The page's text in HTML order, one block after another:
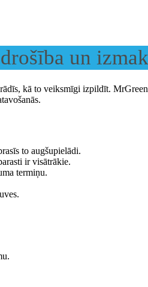
un
kā to veiksmīgi izpildīt.
to augšupielādi.
ir visātrākie.
termiņu.